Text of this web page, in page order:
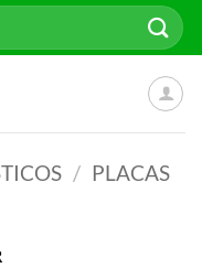
/ PLACAS